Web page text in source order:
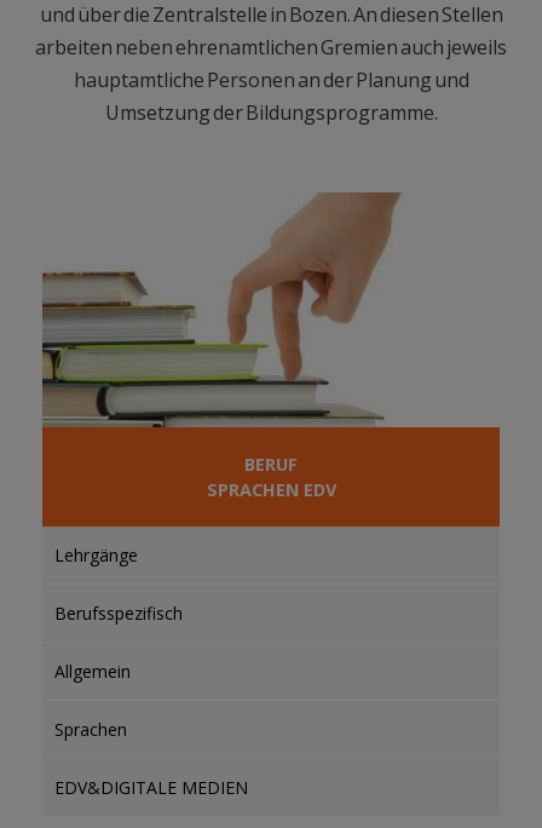
und über die Zentralstelle in Bozen. An diesen Stellen
arbeiten neben ehrenamtlichen Gremien auch jeweils
hauptamtliche Personen an der Planung und
Umsetzung der Bildungsprogramme.
BERUF
SPRACHEN EDV
Lehrgänge
Berufsspezifisch
Allgemein
Sprachen
EDV&DIGITALE MEDIEN